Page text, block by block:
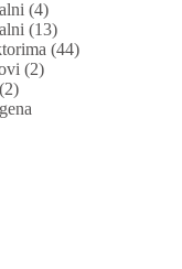
(4)
(13)
(44)
(2)